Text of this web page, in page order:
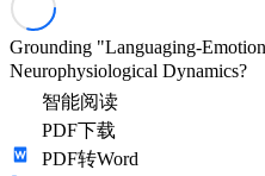
Grounding "Languaging-
Neurophysiological Dynamics?
智能阅读
PDF下载
PDF转Word